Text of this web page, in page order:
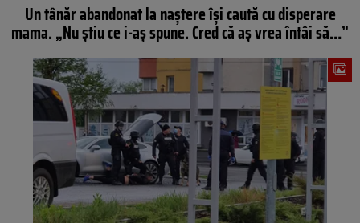
Un tânăr abandonat la naștere își caută cu disperare
mama. „Nu știu ce i-aș spune. Cred că aș vrea întâi să…”